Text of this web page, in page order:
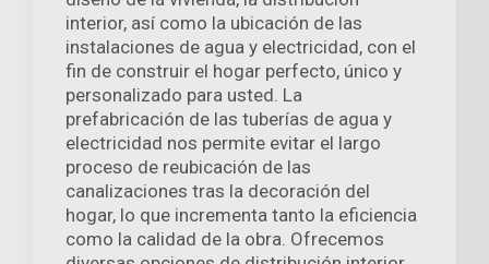
interior, así como la ubicación de las
instalaciones de agua y electricidad, con el
fin de construir el hogar perfecto, único y
personalizado para usted. La
prefabricación de las tuberías de agua y
electricidad nos permite evitar el largo
proceso de reubicación de las
canalizaciones tras la decoración del
hogar, lo que incrementa tanto la eficiencia
como la calidad de la obra. Ofrecemos